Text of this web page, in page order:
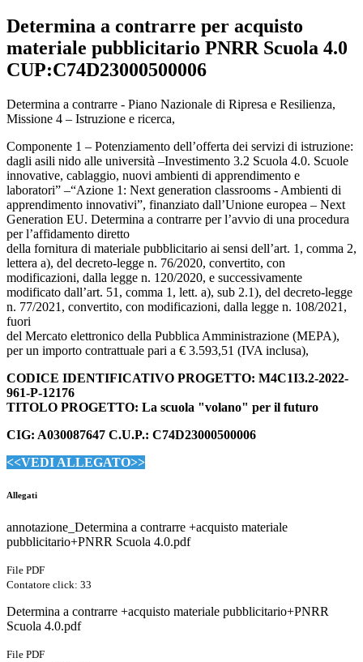
Determina a contrarre per acquisto
materiale pubblicitario PNRR Scuola 4.0
CUP:C74D23000500006
Determina a contrarre - Piano Nazionale di Ripresa e Resilienza,
Missione 4 – Istruzione e ricerca,
Componente 1 – Potenziamento dell’offerta dei servizi di istruzione:
dagli asili nido alle università –Investimento 3.2 Scuola 4.0. Scuole
innovative, cablaggio, nuovi ambienti di apprendimento e
laboratori” –“Azione 1: Next generation classrooms - Ambienti di
apprendimento innovativi”, finanziato dall’Unione europea – Next
Generation EU. Determina a contrarre per l’avvio di una procedura
per l’affidamento diretto
della fornitura di materiale pubblicitario ai sensi dell’art. 1, comma 2,
lettera a), del decreto-legge n. 76/2020, convertito, con
modificazioni, dalla legge n. 120/2020, e successivamente
modificato dall’art. 51, comma 1, lett. a), sub 2.1), del decreto-legge
n. 77/2021, convertito, con modificazioni, dalla legge n. 108/2021,
fuori
del Mercato elettronico della Pubblica Amministrazione (MEPA),
per un importo contrattuale pari a € 3.593,51 (IVA inclusa),
CODICE IDENTIFICATIVO PROGETTO: M4C1I3.2-2022-
961-P-12176
TITOLO PROGETTO: La scuola "volano" per il futuro
CIG: A030087647 C.U.P.: C74D23000500006
<<VEDI ALLEGATO>>
Allegati
annotazione_Determina a contrarre +acquisto materiale
pubblicitario+PNRR Scuola 4.0.pdf
File PDF
Contatore click: 33
Determina a contrarre +acquisto materiale pubblicitario+PNRR
Scuola 4.0.pdf
File PDF